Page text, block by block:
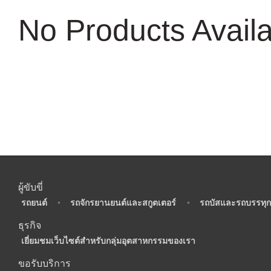
No Products
ผู้ขับขี่
รถยนต์ • รถจักรยานยนต์และสกูตเตอร์ • รถบัสและรถบรรทุก
ธุรกิจ
เยี่ยมชมเว็บไซต์สำหรับกลุ่มอุตสาหกรรมของเรา
ขอรับบริการ